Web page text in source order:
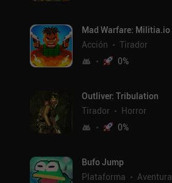
Mad Warfare: Militia.io
Acción
Tirador
0%
Outliver: Tribulation
Tirador
Horror
0%
Bufo Jump
Plataforma
Aventura